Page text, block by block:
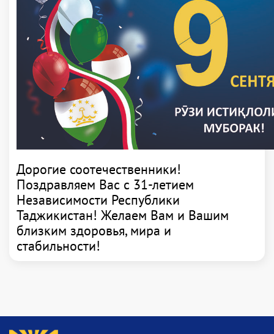
Дорогие соотечественники!
Поздравляем Вас с 31-летием
Независимости Республики
Таджикистан! Желаем Вам и Вашим
близким здоровья, мира и
стабильности!